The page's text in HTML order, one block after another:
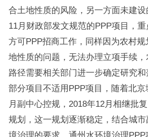
合土地性质的风险，另一方面未建
11月财政部发文规范的PPP项目，
方可PPP招商工作，同样因为农村规
地性质的问题，无法办理立项手续
路径需要相关部门进一步确定研究和
部分项目不适用PPP项目，随着北京
月副中心控规，2018年12月相继批
规划，这一规划逐渐稳定，结合城
境治理的要求，通州水环境治理